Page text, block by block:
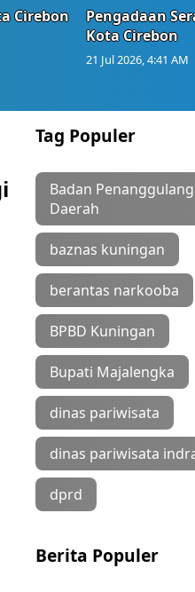
Cirebon
Pengadaan
Kota Cirebon
21 Jul 2026, 4:41 AM
Tag Populer
Badan
Daerah
baznas kuningan
berantas narkooba
BPBD Kuningan
Bupati Majalengka
dinas pariwisata
dinas pariwisata
dprd
Berita Populer